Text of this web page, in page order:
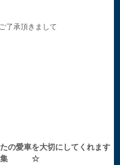
了承頂きまして
愛車を大切にしてくれます
集 ☆